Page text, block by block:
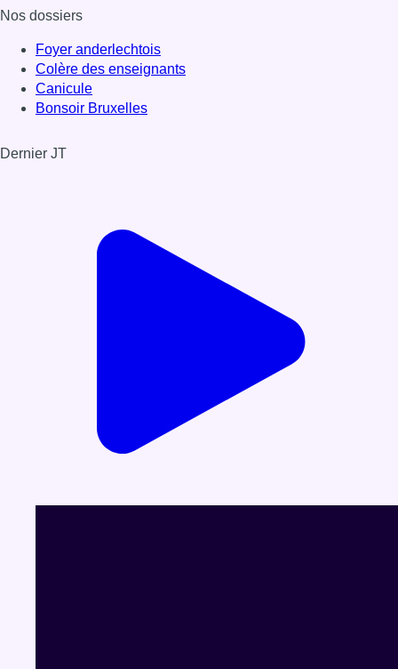
Nos dossiers
Foyer anderlechtois
Colère des enseignants
Canicule
Bonsoir Bruxelles
Dernier JT